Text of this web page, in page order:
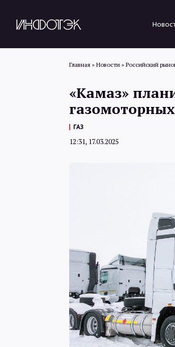
Главная » Новости » Российский
«Камаз»
ГАЗ
12:31, 17.03.2025